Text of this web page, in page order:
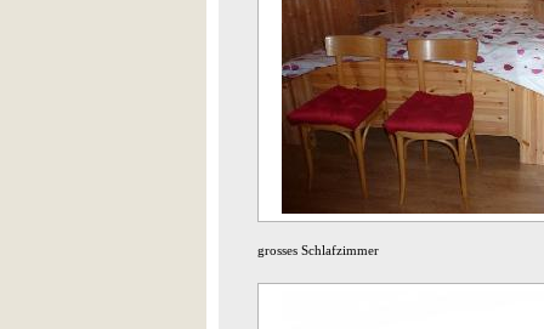
grosses Schlafzimmer